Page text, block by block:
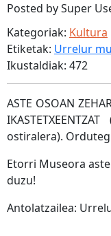
Posted by Super
Kategoriak: Kultura
Etiketak: Urrelur
Ikustaldiak: 472
ASTE OSOAN
ostiralera).
Etorri Museora
duzu!
Antolatzailea: